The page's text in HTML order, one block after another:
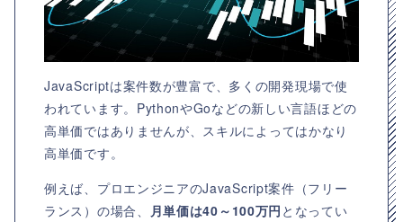
JavaScriptは案件数が豊富で、多くの開発現場で使
われています。PythonやGoなどの新しい言語ほどの
高単価ではありませんが、スキルによってはかなり
高単価です。
例えば、プロエンジニアのJavaScript案件（フリー
ランス）の場合、
月単価は40～100万円 となってい